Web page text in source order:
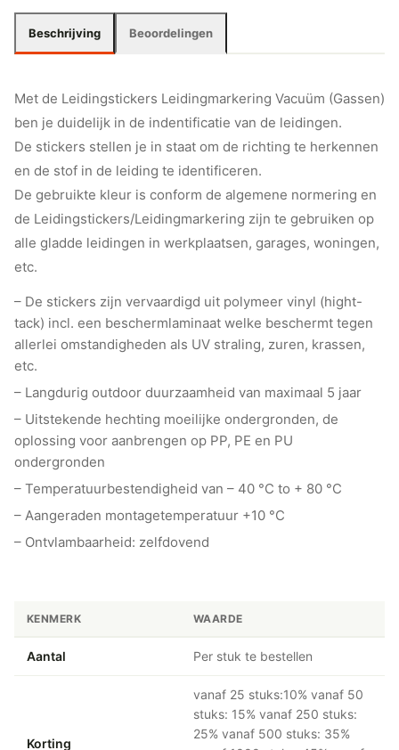
Beschrijving Beoordelingen
Met de Leidingstickers Leidingmarkering Vacuüm (Gassen)
ben je duidelijk in de indentificatie van de leidingen.
De stickers stellen je in staat om de richting te herkennen
en de stof in de leiding te identificeren.
De gebruikte kleur is conform de algemene normering en
de Leidingstickers/Leidingmarkering zijn te gebruiken op
alle gladde leidingen in werkplaatsen, garages, woningen,
etc.
– De stickers zijn vervaardigd uit polymeer vinyl (hight-
tack) incl. een beschermlaminaat welke beschermt tegen
allerlei omstandigheden als UV straling, zuren, krassen,
etc.
– Langdurig outdoor duurzaamheid van maximaal 5 jaar
– Uitstekende hechting moeilijke ondergronden, de
oplossing voor aanbrengen op PP, PE en PU
ondergronden
– Temperatuurbestendigheid van – 40 °C to + 80 °C
– Aangeraden montagetemperatuur +10 °C
– Ontvlambaarheid: zelfdovend
KENMERK WAARDE
Aantal Per stuk te bestellen
Korting
vanaf 25 stuks:10% vanaf 50
stuks: 15% vanaf 250 stuks:
25% vanaf 500 stuks: 35%